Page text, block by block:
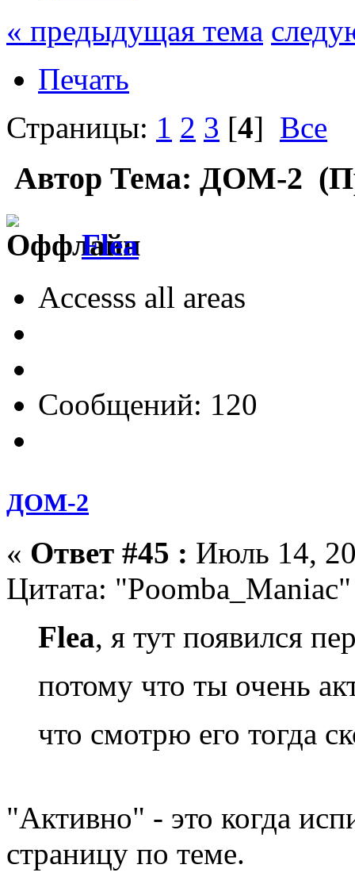
« предыдущая тема
Печать
Страницы: 1 2 3 [4] Все
Автор Тема: ДОМ-2
Flea
Accesss all areas
Сообщений: 120
ДОМ-2
« Ответ #45 : Июль 14,
Цитата: "Poomba_Maniac"
Flea, я тут появился
потому что ты очень
что смотрю его тогда
"Активно" - это когда
страницу по теме.